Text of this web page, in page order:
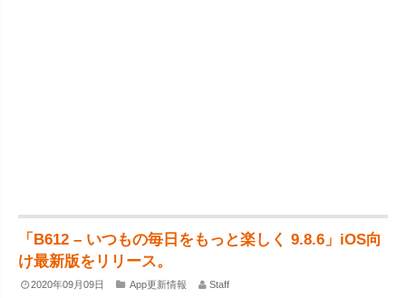
「B612 – いつもの毎日をもっと楽しく 9.8.6」iOS向
け最新版をリリース。
2020年09月09日 App更新情報 Staff